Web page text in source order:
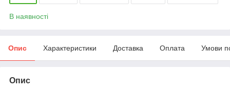
В наявності
Опис Характеристики Доставка Оплата Умови
Опис